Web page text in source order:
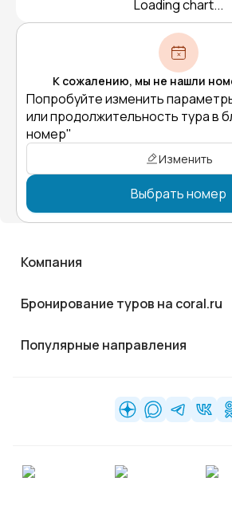
Loading chart...
К сожалению, мы не нашли
Попробуйте изменить
или продолжительность тура в
номер"
Изменить
Выбрать номер
Компания
Бронирование туров на coral.ru
Популярные направления